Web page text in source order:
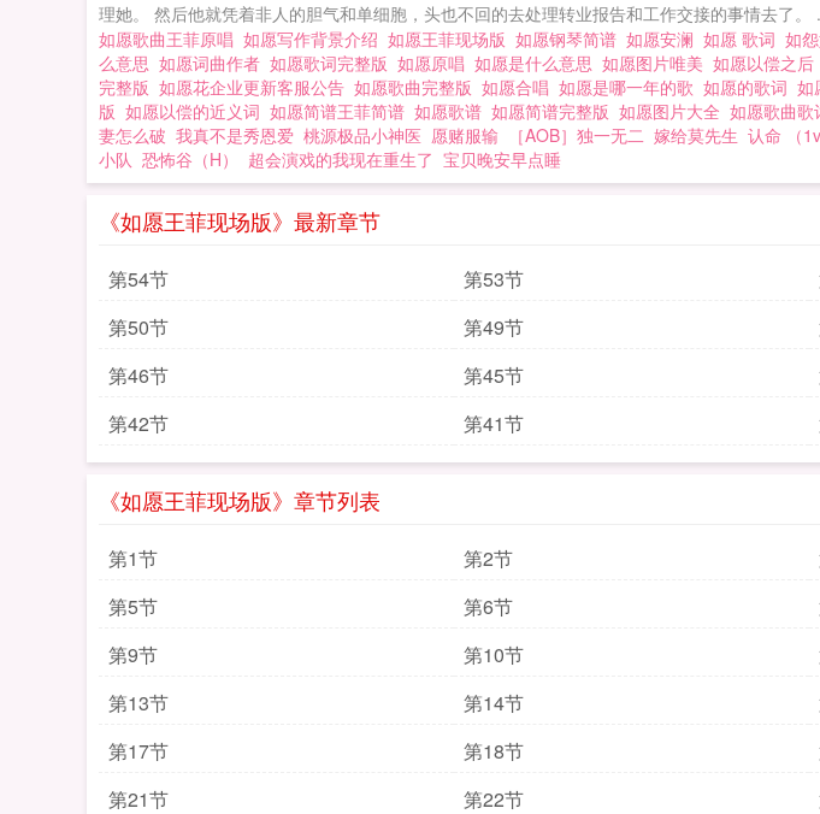
理她。 然后他就凭着非人的胆气和单细胞，头也不回的去处理转业报告和工作交接的事情去了。
如愿歌曲王菲原唱 如愿写作背景介绍 如愿王菲现场版 如愿钢琴简谱 如愿安澜 如愿 歌词 如
么意思 如愿词曲作者 如愿歌词完整版 如愿原唱 如愿是什么意思 如愿图片唯美 如愿以偿之后
完整版 如愿花企业更新客服公告 如愿歌曲完整版 如愿合唱 如愿是哪一年的歌 如愿的歌词 如
版 如愿以偿的近义词 如愿简谱王菲简谱 如愿歌谱 如愿简谱完整版 如愿图片大全 如愿歌曲歌
妻怎么破 我真不是秀恩爱 桃源极品小神医 愿赌服输 ［AOB］独一无二 嫁给莫先生 认命 （
小队 恐怖谷（H） 超会演戏的我现在重生了 宝贝晚安早点睡
《如愿王菲现场版》最新章节
第54节 第53节
第50节
第49节
第46节
第45节
第42节
第41节
《如愿王菲现场版》章节列表
第1节 第2节
第5节
第6节
第9节
第10节
第13节
第14节
第17节
第18节
第21节
第22节